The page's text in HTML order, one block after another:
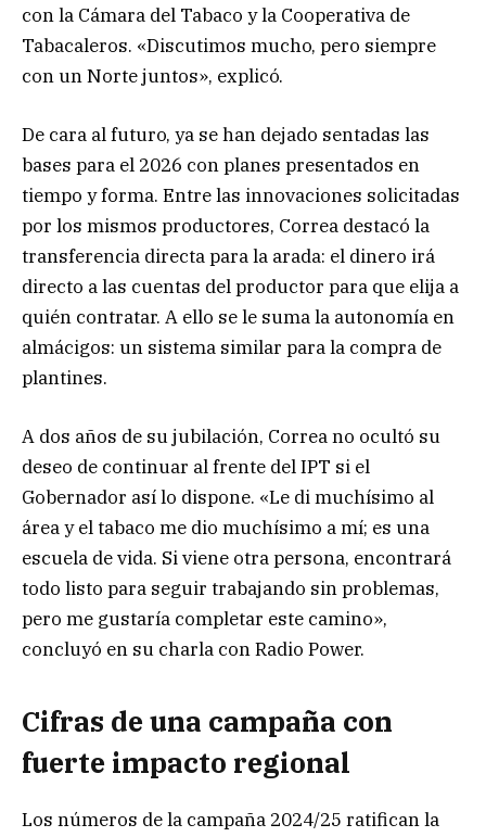
con la Cámara del Tabaco y la Cooperativa de
Tabacaleros. «Discutimos mucho, pero siempre
con un Norte juntos», explicó.
De cara al futuro, ya se han dejado sentadas las
bases para el 2026 con planes presentados en
tiempo y forma. Entre las innovaciones solicitadas
por los mismos productores, Correa destacó la
transferencia directa para la arada: el dinero irá
directo a las cuentas del productor para que elija a
quién contratar. A ello se le suma la autonomía en
almácigos: un sistema similar para la compra de
plantines.
A dos años de su jubilación, Correa no ocultó su
deseo de continuar al frente del IPT si el
Gobernador así lo dispone. «Le di muchísimo al
área y el tabaco me dio muchísimo a mí; es una
escuela de vida. Si viene otra persona, encontrará
todo listo para seguir trabajando sin problemas,
pero me gustaría completar este camino»,
concluyó en su charla con Radio Power.
Cifras de una campaña con
fuerte impacto regional
Los números de la campaña 2024/25 ratifican la